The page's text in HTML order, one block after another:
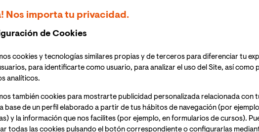
por más de 1.600 personas.
por su labor divulgadora en el campo de la nutrición y el
por el área de Ciencias de la Salud de la Universidad
mitos relacionados con la alimentación y el cáncer. Bajo el
no puede hacer la alimentación", el autor de varios libros en
que se tiene en cuanto a la alimentación de pacientes con
a más de 1.600 personas, Basulto se dirigió a los pacientes
elementos considerados “clave” para mejorar su
Nos importa tu privacidad.
de Cookies
cookies y tecnologías similares propias y de terceros para diferenciar tu
para identificarte como usuario, para analizar el uso del Site, así como
analíticos.
también cookies para mostrarte publicidad personalizada relacionada con
base de un perfil elaborado a partir de tus hábitos de navegación (por
y la información que nos facilites (por ejemplo, en formularios de cursos).
todas las cookies pulsando el botón correspondiente o configurarlas